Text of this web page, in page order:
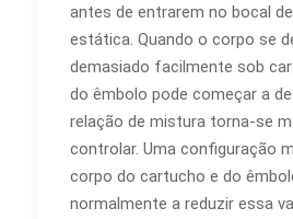
antes de entrarem no bocal
estática. Quando o corpo se
demasiado facilmente sob
do êmbolo pode começar a
relação de mistura torna-se
controlar. Uma configuração
corpo do cartucho e do
normalmente a reduzir essa